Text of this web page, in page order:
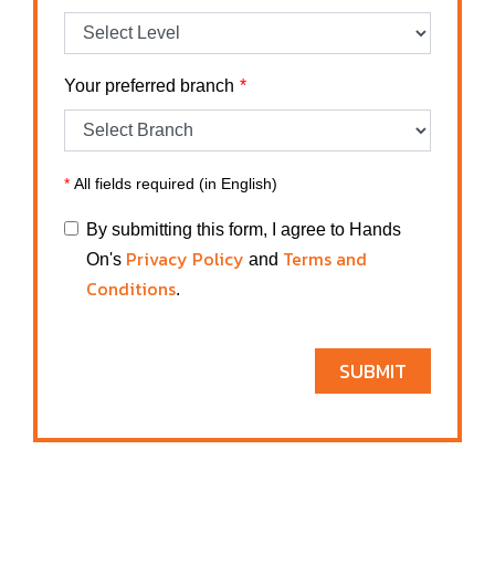
Your preferred branch
* All fields required (in English)
By submitting this form, I agree to Hands
On's Privacy Policy and Terms and
Conditions.
SUBMIT